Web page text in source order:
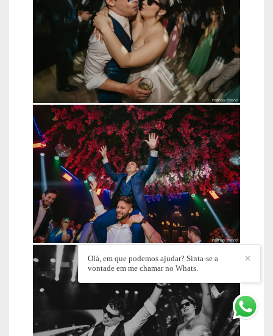
✕
Olá, em que podemos ajudar? Sinta-se a
vontade em me chamar no Whats.